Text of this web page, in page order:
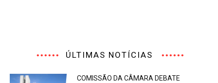
ÚLTIMAS NOTÍCIAS
COMISSÃO DA CÂMARA DEBATE